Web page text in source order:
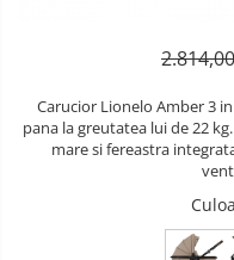
Porti de siguranta
Premergatoare
Skateboard
Scaune de biciclete copii
Carucior Lionelo Amber 3
pana la greutatea lui de 22
mare si fereastra